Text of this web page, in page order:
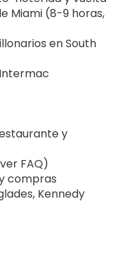
Miami (8-9 horas,
en South
y
FAQ)
compras
Kennedy